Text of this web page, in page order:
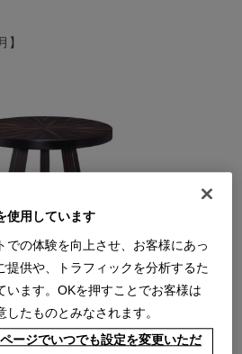
】
● ● ● ●
使用しています
での体験を向上させ、お客様にあっ
提供や、トラフィックを分析するた
います。OKを押すことでお客様は
たものとみなされます。
ージでいつでも設定を変更いただ